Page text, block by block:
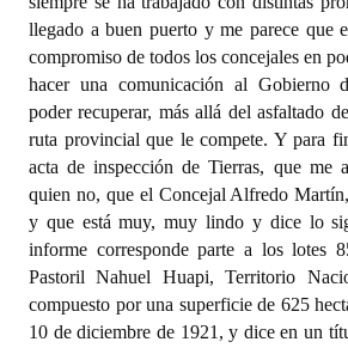
llegado a buen puerto y me parece que
compromiso de todos los concejales en
hacer una comunicación al Gobierno
poder recuperar, más allá del asfaltado
ruta provincial que le compete. Y para
acta de inspección de Tierras, que me
quien no, que el Concejal Alfredo
y que está muy, muy lindo y dice lo
informe corresponde parte a los lotes
Pastoril Nahuel Huapi, Territorio
compuesto por una superficie de 625
10 de diciembre de 1921, y dice en un